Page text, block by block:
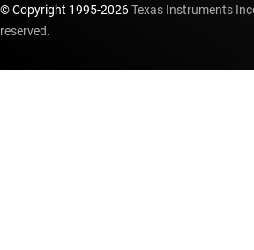
© Copyright 1995-2026Texas Instruments
reserved.